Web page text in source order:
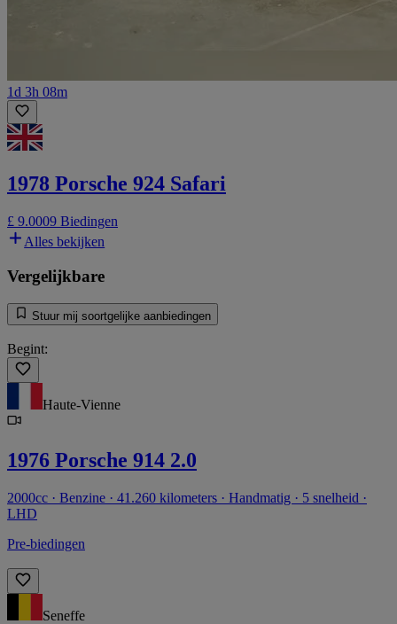
1d 3h 08m
1978 Porsche 924 Safari
£ 9.0009 Biedingen
Alles bekijken
Vergelijkbare
Stuur mij soortgelijke aanbiedingen
Begint:
Haute-Vienne
1976 Porsche 914 2.0
2000cc · Benzine · 41.260 kilometers · Handmatig · 5 snelheid ·
LHD
Pre-biedingen
Seneffe